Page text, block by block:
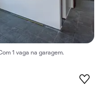
1 vaga na garagem.